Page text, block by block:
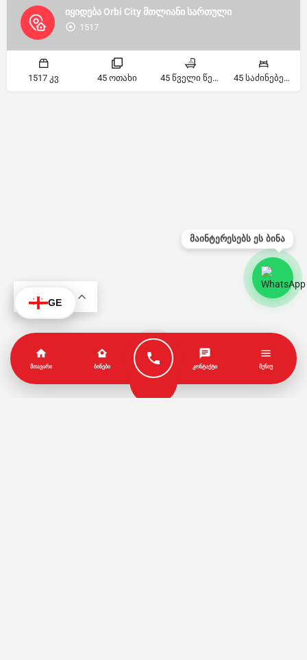
იყიდება Orbi City მთლიანი სართული
1517
1517 კვ 45 ოთახი 45 წველი წერტილი 45 საძინებელი
GE
ᲛᲗᲐᲕᲐᲠᲘ ᲑᲘᲜᲔᲑᲘ ᲙᲝᲜᲢᲐᲥᲢᲘ ᲛᲔᲜᲘᲣ
KA
მაინტერესებს ეს ბინა